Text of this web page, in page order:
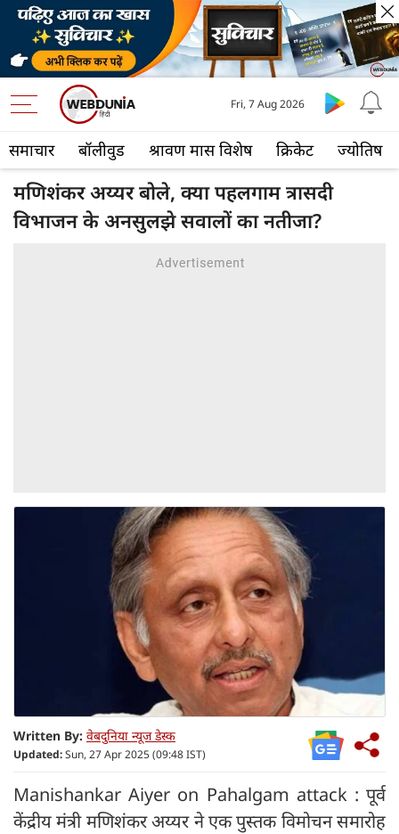
समाचार बॉलीवुड श्रावण मास विशेष क्रिकेट ज्योतिष
Fri, 7 Aug 2026
मणिशंकर अय्यर बोले, क्या पहलगाम त्रासदी
विभाजन के अनसुलझे सवालों का नतीजा?
Written By: वेबदुनिया न्यूज डेस्क
Updated:Sun, 27 Apr 2025 (09:48 IST)
Manishankar Aiyer on Pahalgam attack : पूर्व
केंद्रीय मंत्री मणिशंकर अय्यर ने एक पुस्तक विमोचन समारोह